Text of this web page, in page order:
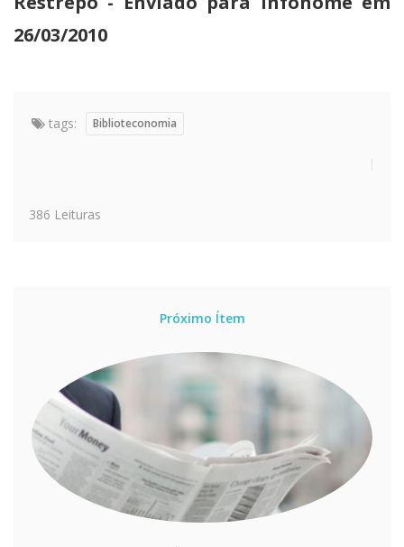
26/03/2010
tags: Biblioteconomia
386 Leituras
Próximo Ítem